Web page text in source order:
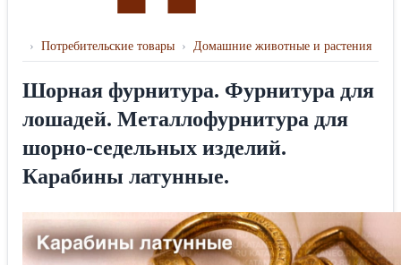
› Потребительские товары › Домашние животные и растения
Шорная фурнитура. Фурнитура для
лошадей. Металлофурнитура для
шорно-седельных изделий.
Карабины латунные.